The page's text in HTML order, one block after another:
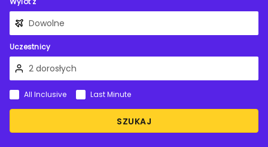
Uczestnicy
SZUKAJ
All Inclusive Last Minute